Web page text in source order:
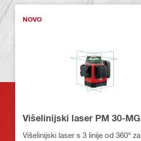
NOVO
Višelinijski laser PM 30-MG
Višelinijski laser s 3 linije od 360° za